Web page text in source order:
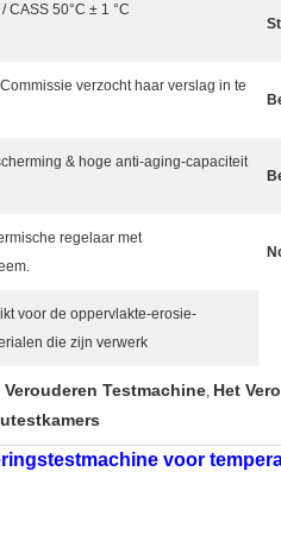
CASS 50°C ± 1 °C
verzocht haar verslag in te
& hoge anti-aging-capaciteit
regelaar met
voor de oppervlakte-erosie-
die zijn verwerk
Testmachine, Het
voor